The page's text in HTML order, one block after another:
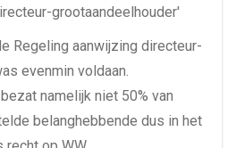
grootaandeelhouder'
Regeling aanwijzing directeur-
evenmin voldaan.
namelijk niet 50% van
belanghebbende dus in het